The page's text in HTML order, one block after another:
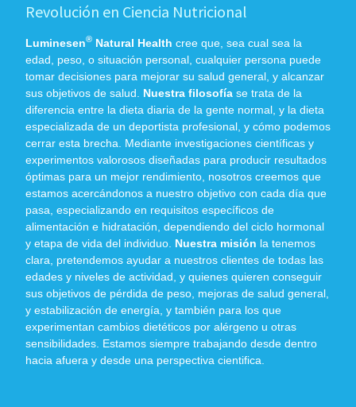
Revolución en Ciencia Nutricional
Luminesen® Natural Health cree que, sea cual sea la
edad, peso, o situación personal, cualquier persona puede
tomar decisiones para mejorar su salud general, y alcanzar
sus objetivos de salud. Nuestra filosofía se trata de la
diferencia entre la dieta diaria de la gente normal, y la dieta
especializada de un deportista profesional, y cómo podemos
cerrar esta brecha. Mediante investigaciones científicas y
experimentos valorosos diseñadas para producir resultados
óptimas para un mejor rendimiento, nosotros creemos que
estamos acercándonos a nuestro objetivo con cada día que
pasa, especializando en requisitos específicos de
alimentación e hidratación, dependiendo del ciclo hormonal
y etapa de vida del individuo. Nuestra misión la tenemos
clara, pretendemos ayudar a nuestros clientes de todas las
edades y niveles de actividad, y quienes quieren conseguir
sus objetivos de pérdida de peso, mejoras de salud general,
y estabilización de energía, y también para los que
experimentan cambios dietéticos por alérgeno u otras
sensibilidades. Estamos siempre trabajando desde dentro
hacia afuera y desde una perspectiva cientifica.